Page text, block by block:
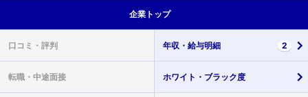
企業 トップ
口コミ・ 評判 年収・ 給与明細 2
転職・ 中途面接 ホワイト・ ブラック度